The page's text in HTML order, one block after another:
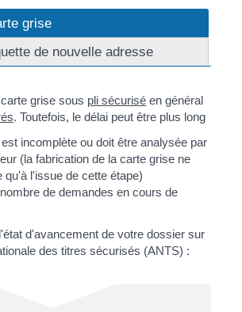
grise
de nouvelle adresse
grise sous pli sécurisé en général
. Toutefois, le délai peut être plus long
incomplète ou doit être analysée par
(la fabrication de la carte grise ne
qu'à l'issue de cette étape)
de demandes en cours de
d'avancement de votre dossier sur
des titres sécurisés (ANTS) :